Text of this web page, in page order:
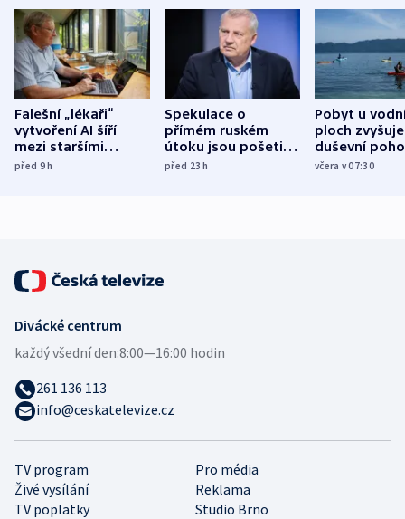
Falešní „lékaři“
vytvoření AI šíří
mezi staršími
Poláky nebezpečné
před 9h
Spekulace o
přímém ruském
útoku jsou pošetilé,
míní estonský
před 23h
Pobyt u
ploch zvyšuje
duševní
ukázala
včera v 07:30
TV program
Pro média
Živé vysílání
Reklama
TV poplatky
Studio Brno
Divácké centrum
každý všední den:8:00—16:00 hodin
261 136 113
info@ceskatelevize.cz